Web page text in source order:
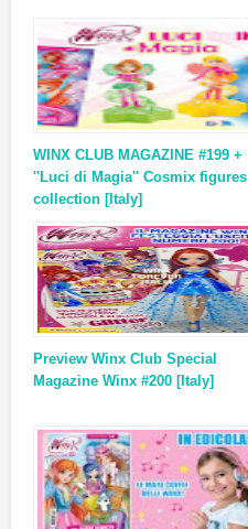
WINX CLUB MAGAZINE #199 +
''Luci di Magia'' Cosmix figures
collection [Italy]
Preview Winx Club Special
Magazine Winx #200 [Italy]